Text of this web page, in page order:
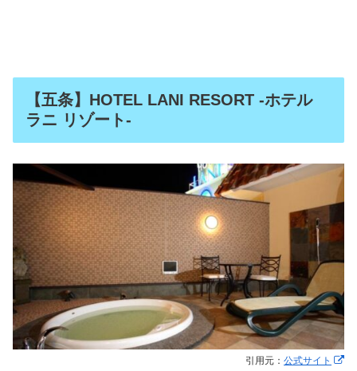
【五条】HOTEL LANI RESORT -ホテル
ラニ リゾート-
引用元： 公式サイト